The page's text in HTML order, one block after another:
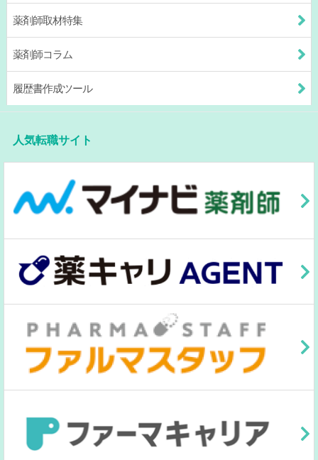
薬剤師取材特集
薬剤師コラム
履歴書作成ツール
人気転職サイト